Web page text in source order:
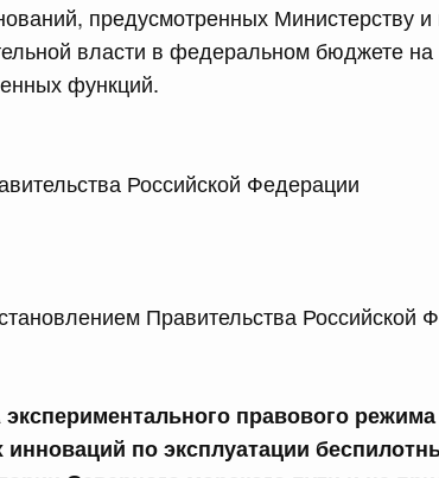
предусмотренных Министерству
власти в федеральном бюджете на
функций.
Правительства Российской
Правительства Российской
правового
инноваций по эксплуатации
Российской Федерации от 24 декабря 2021
июля, среда
Федерации от 22.07.2026 г. № 921
Российской Федерации от 30 ноября 2022
Федерации от 22.07.2026 г. № 924
Российской Федерации от 28 марта 2026 г.
Федерации от 22.07.2026 г. № 925